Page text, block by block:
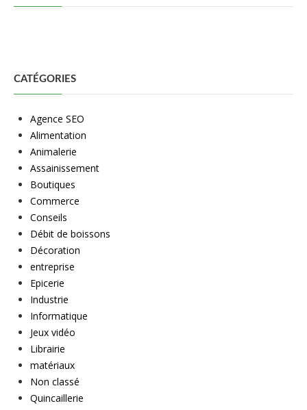
CATÉGORIES
Agence SEO
Alimentation
Animalerie
Assainissement
Boutiques
Commerce
Conseils
Débit de boissons
Décoration
entreprise
Epicerie
Industrie
Informatique
Jeux vidéo
Librairie
matériaux
Non classé
Quincaillerie